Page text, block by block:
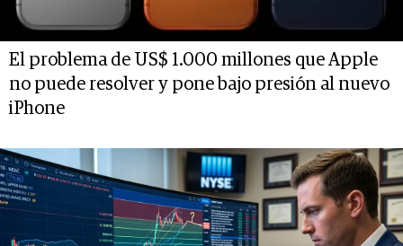
El problema de US$ 1.000 millones que Apple
no puede resolver y pone bajo presión al nuevo
iPhone